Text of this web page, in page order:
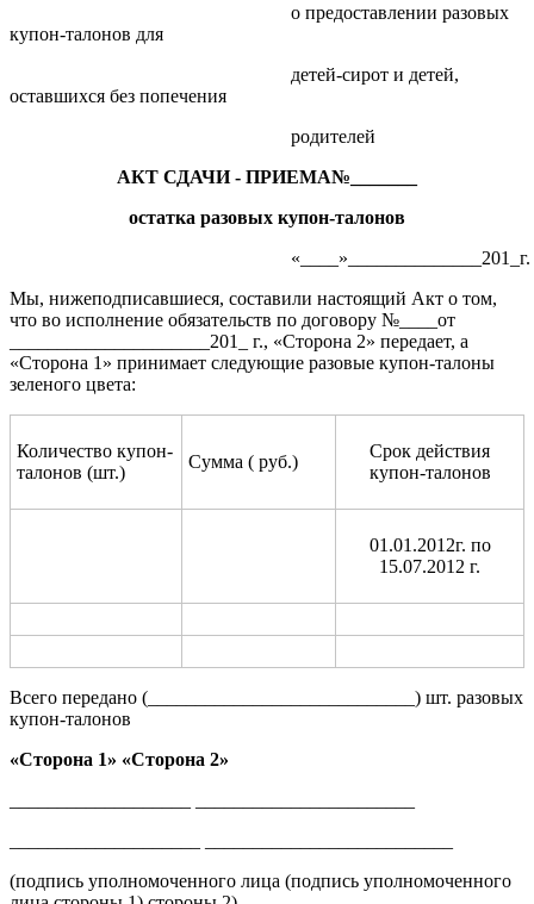
о предоставлении разовых
купон-талонов для
детей-сирот и детей,
оставшихся без попечения
родителей
АКТ СДАЧИ - ПРИЕМА№_______
остатка разовых купон-талонов
«____»______________201_г.
Мы, нижеподписавшиеся, составили настоящий Акт о том,
что во исполнение обязательств по договору №____от
_____________________201_ г., «Сторона 2» передает, а
«Сторона 1» принимает следующие разовые купон-талоны
зеленого цвета:
Количество купон-
талонов (шт.)
Сумма ( руб.)
Срок действия
купон-талонов
01.01.2012г. по
15.07.2012 г.
Всего передано (____________________________) шт. разовых
купон-талонов
«Сторона 1» «Сторона 2»
(подпись уполномоченного лица (подпись уполномоченного